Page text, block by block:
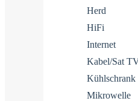
Herd
HiFi
Internet
Kabel/Sat
Kühlschrank
Mikrowelle